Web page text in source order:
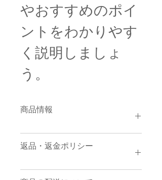
やおすすめのポイ
ントをわかりやす
く説明しましょ
う。
商品情報
ズ、素材、取扱説明に加え、商品の特
ましょう。
返品・返金ポリシー